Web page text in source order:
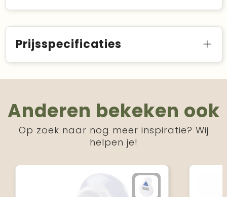
Prijsspecificaties
Anderen bekeken ook
Op zoek naar nog meer inspiratie? Wij
helpen je!